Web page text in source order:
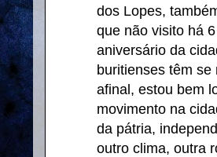
dos Lopes,
que não visito há
aniversário da
buritienses têm
afinal, estou bem
movimento na
da pátria,
outro clima, outra